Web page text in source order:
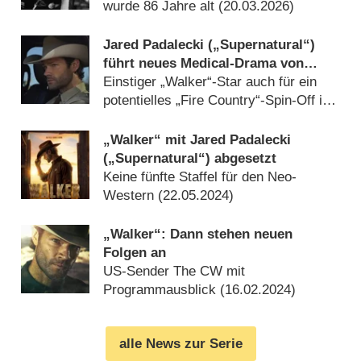
wurde 86 Jahre alt (20.03.2026)
Jared Padalecki („Supernatural“)
führt neues Medical-Drama von
„Walker“-Macher an
Einstiger „Walker“-Star auch für ein
potentielles „Fire Country“-Spin-Off im
„Walker“ mit Jared Padalecki
(„Supernatural“) abgesetzt
Keine fünfte Staffel für den Neo-
Western (22.05.2024)
„Walker“: Dann stehen neuen
Folgen an
US-Sender The CW mit
Programmausblick (16.02.2024)
alle News zur Serie